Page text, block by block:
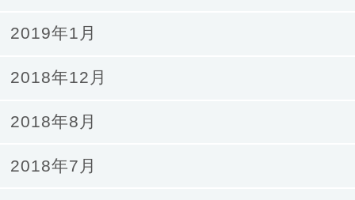
2019年1月
2018年12月
2018年8月
2018年7月